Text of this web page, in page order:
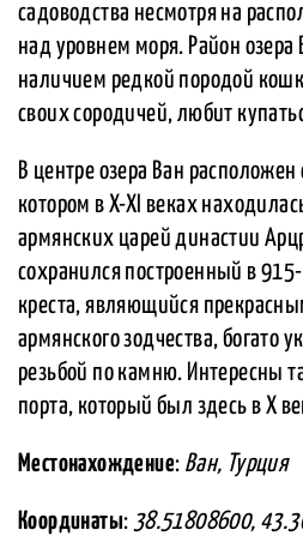
садоводства несмотря на
над уровнем моря. Район озера
наличием редкой породой
своих сородичей, любит
В центре озера Ван
котором в X-XI веках
армянских царей династии
сохранился построенный в
креста, являющийся
армянского зодчества, богато
резьбой по камню. Интересны
порта, который был здесь в Х
Местонахождение: Ван, Турция
Координаты: 38.51808600,